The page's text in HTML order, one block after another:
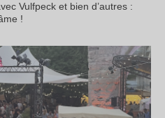
Vulfpeck et bien d’autres :
!